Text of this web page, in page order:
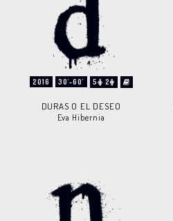
2016 30'-60' 5 2
DURAS O EL DESEO
Eva Hibernia